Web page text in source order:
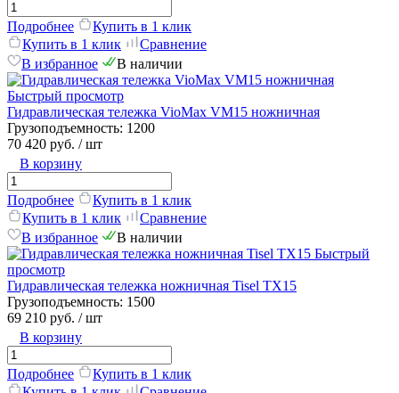
Подробнее
Купить в 1 клик
Купить в 1 клик
Сравнение
В избранное
В наличии
Быстрый просмотр
Гидравлическая тележка VioMax VM15 ножничная
Грузоподъемность: 1200
70 420 руб. / шт
В корзину
Подробнее
Купить в 1 клик
Купить в 1 клик
Сравнение
В избранное
В наличии
Быстрый
просмотр
Гидравлическая тележка ножничная Tisel TX15
Грузоподъемность: 1500
69 210 руб. / шт
В корзину
Подробнее
Купить в 1 клик